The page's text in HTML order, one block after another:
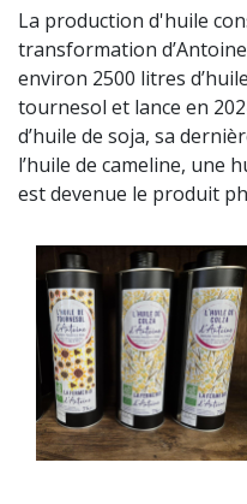
La production d'huile
transformation
environ 2500 litres
tournesol et lance en
d’huile de soja, sa
l’huile de cameline, une
est devenue le produit